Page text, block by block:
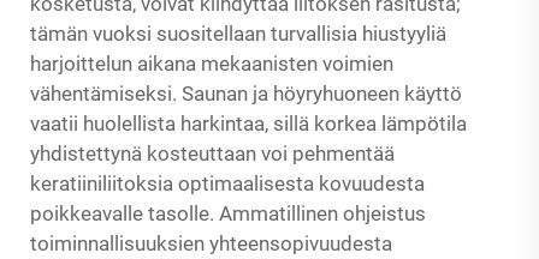
tämän vuoksi suositellaan turvallisia hiustyyliä
harjoittelun aikana mekaanisten voimien
vähentämiseksi. Saunan ja höyryhuoneen käyttö
vaatii huolellista harkintaa, sillä korkea lämpötila
yhdistettynä kosteuttaan voi pehmentää
keratiiniliitoksia optimaalisesta kovuudesta
poikkeavalle tasolle. Ammatillinen ohjeistus
toiminnallisuuksien yhteensopivuudesta